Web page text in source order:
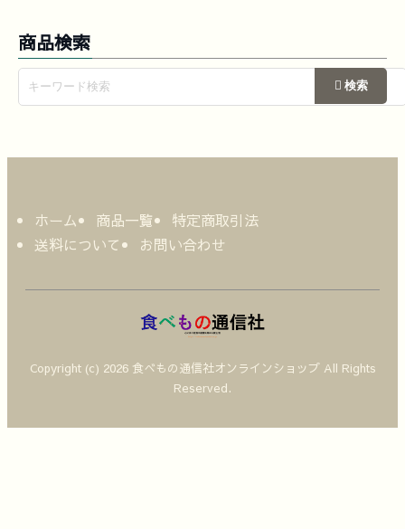
商品検索
ホーム 商品一覧
特定商取引法
送料について
お問い合わせ
Copyright (c) 2026 食べもの通信社オンラインショップ All Rights
Reserved.